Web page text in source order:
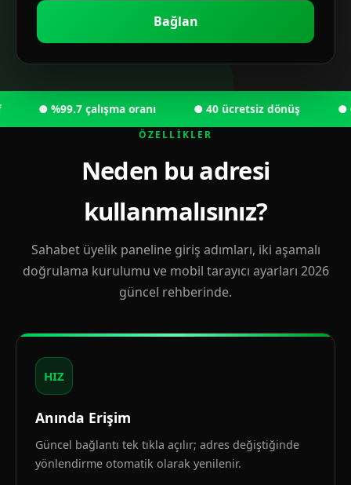
Bağlan
● %99.7 çalışma oranı ● 40 ücretsiz dönüş ●
ÖZELLIKLER
Neden bu adresi
kullanmalısınız?
Sahabet üyelik paneline giriş adımları, iki aşamalı
doğrulama kurulumu ve mobil tarayıcı ayarları 2026
güncel rehberinde.
HIZ
Anında Erişim
Güncel bağlantı tek tıkla açılır; adres değiştiğinde
yönlendirme otomatik olarak yenilenir.